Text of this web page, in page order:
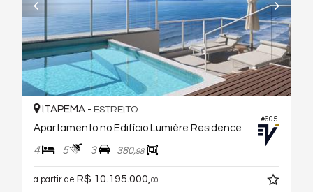
#605
ITAPEMA - ESTREITO
Apartamento no Edifício Lumière Residence
4 5 3 380,98
a partir de R$ 10.195.000, 00